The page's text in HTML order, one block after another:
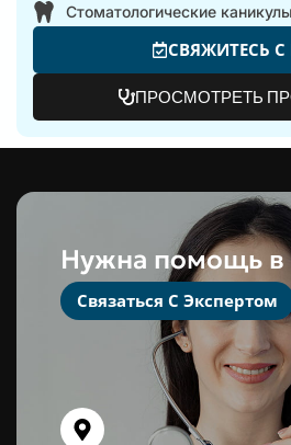
Стоматологические каникулы
СВЯЖИТЕСЬ
ПРОСМОТРЕТЬ
Нужна помощь в
Связаться С Экспертом